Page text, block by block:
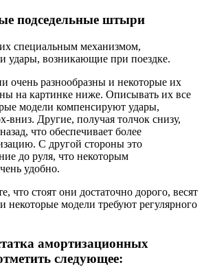
подседельные штыри
специальным механизмом,
удары, возникающие при поездке.
очень разнообразны и некоторые их
на картинке ниже. Описывать их все
модели компенсируют удары,
вниз. Другие, получая толчок снизу,
что обеспечивает более
С другой стороны это
до руля, что некоторым
удобно.
что стоят они достаточно дорого, весят
некоторые модели требуют регулярного
амортизационных
следующее: